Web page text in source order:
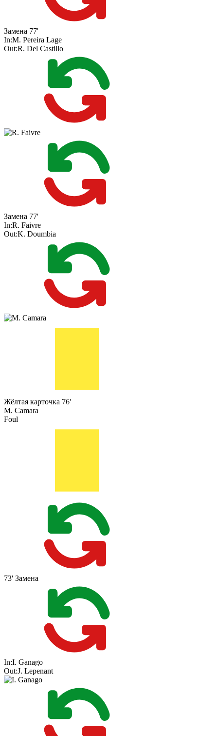
Замена 77'
In:M. Pereira Lage
Out:R. Del Castillo
Замена 77'
In:R. Faivre
Out:K. Doumbia
Жёлтая карточка 76'
M. Camara
Foul
73' Замена
In:I. Ganago
Out:J. Lepenant